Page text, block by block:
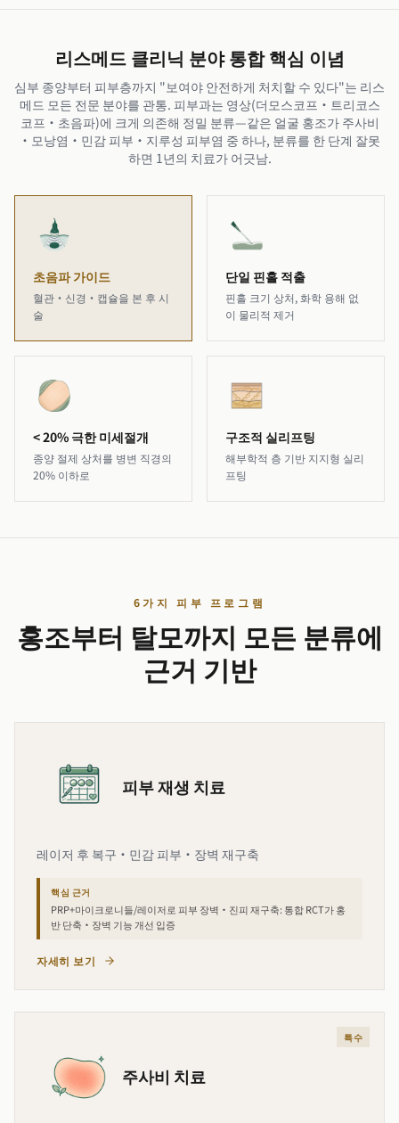
리스메드 클리닉 분야 통합 핵심 이념
심부 종양부터 피부층까지 "보여야 안전하게 처치할 수 있다"는 리스
메드 모든 전문 분야를 관통. 피부과는 영상(더모스코프·트리코스
코프·초음파)에 크게 의존해 정밀 분류—같은 얼굴 홍조가 주사비
·모낭염·민감 피부·지루성 피부염 중 하나, 분류를 한 단계 잘못
하면 1년의 치료가 어긋남.
초음파 가이드
혈관·신경·캡슐을 본 후 시
술
단일 핀홀 적출
핀홀 크기 상처, 화학 용해 없
이 물리적 제거
< 20% 극한 미세절개
종양 절제 상처를 병변 직경의
20% 이하로
구조적 실리프팅
해부학적 층 기반 지지형 실리
프팅
6가지 피부 프로그램
홍조부터 탈모까지 모든 분류에
근거 기반
피부 재생 치료
레이저 후 복구·민감 피부·장벽 재구축
핵심 근거
PRP+마이크로니들/레이저로 피부 장벽·진피 재구축: 통합 RCT가 홍
반 단축·장벽 기능 개선 입증
자세히 보기
특수
주사비 치료